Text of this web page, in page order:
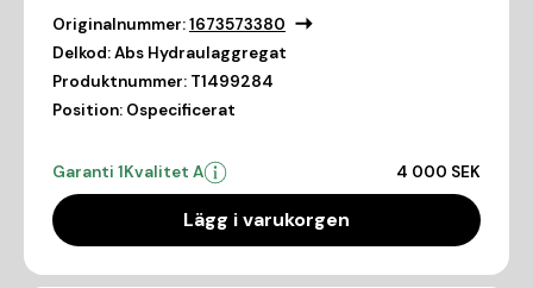
Originalnummer:1673573380
Delkod:Abs Hydraulaggregat
Produktnummer: T1499284
Position: Ospecificerat
Garanti 1Kvalitet A 4 000 SEK
Lägg i varukorgen